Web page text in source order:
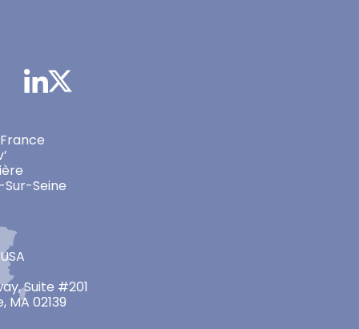
France
Seine
Suite #201
MA 02139